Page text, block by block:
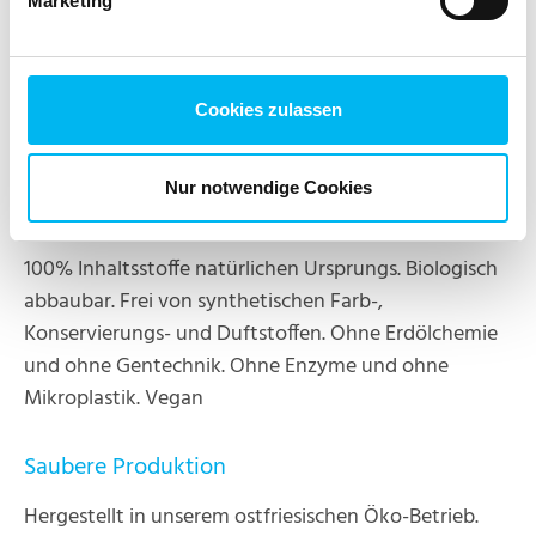
Cookies zulassen
Nur notwendige Cookies
Sauberer Inhalt
100% Inhaltsstoffe natürlichen Ursprungs. Biologisch
abbaubar. Frei von synthetischen Farb-,
Konservierungs- und Duftstoffen. Ohne Erdölchemie
und ohne Gentechnik. Ohne Enzyme und ohne
Mikroplastik. Vegan
Saubere Produktion
Hergestellt in unserem ostfriesischen Öko-Betrieb.